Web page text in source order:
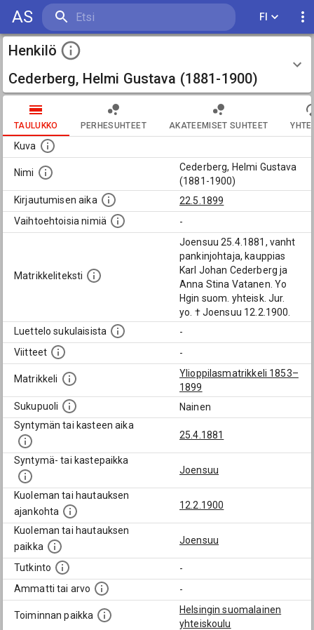
AS FI
Henkilö
Cederberg, Helmi Gustava (1881-1900)
TAULUKKO PERHESUHTEET AKATEEMISET SUHTEET
Kuva
Nimi
Cederberg, Helmi Gustava
(1881-1900)
Kirjautumisen aika
22.5.1899
Vaihtoehtoisia nimiä
-
Matrikkeliteksti
Joensuu 25.4.1881, vanht
pankinjohtaja, kauppias
Karl Johan Cederberg ja
Anna Stina Vatanen. Yo
Hgin suom. yhteisk. Jur.
yo. † Joensuu 12.2.1900.
Luettelo sukulaisista
-
Viitteet
-
Matrikkeli
Ylioppilasmatrikkeli 1853–
1899
Sukupuoli
Nainen
Syntymän tai kasteen aika
25.4.1881
Syntymä- tai kastepaikka
Joensuu
Kuoleman tai hautauksen
ajankohta
12.2.1900
Kuoleman tai hautauksen
paikka
Joensuu
Tutkinto
-
Ammatti tai arvo
-
Toiminnan paikka
Helsingin suomalainen
yhteiskoulu